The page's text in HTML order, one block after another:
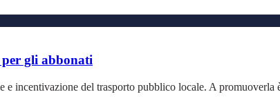
gli abbonati
incentivazione del trasporto pubblico locale. A promuoverla